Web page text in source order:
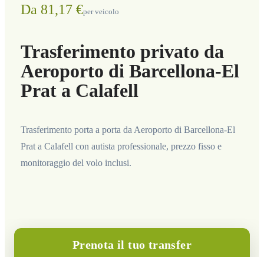
Da 81,17 €per veicolo
Trasferimento privato da
Aeroporto di Barcellona-El
Prat a Calafell
Trasferimento porta a porta da Aeroporto di Barcellona-El
Prat a Calafell con autista professionale, prezzo fisso e
monitoraggio del volo inclusi.
Prenota il tuo transfer